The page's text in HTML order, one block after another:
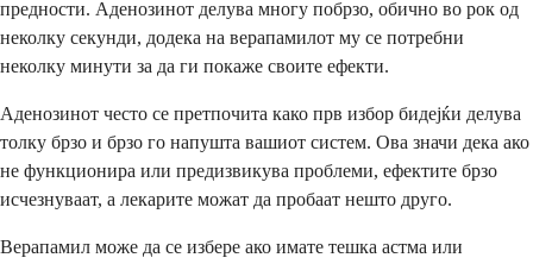
предности. Аденозинот делува многу побрзо, обично во рок од
неколку секунди, додека на верапамилот му се потребни
неколку минути за да ги покаже своите ефекти.
Аденозинот често се претпочита како прв избор бидејќи делува
толку брзо и брзо го напушта вашиот систем. Ова значи дека ако
не функционира или предизвикува проблеми, ефектите брзо
исчезнуваат, а лекарите можат да пробаат нешто друго.
Верапамил може да се избере ако имате тешка астма или